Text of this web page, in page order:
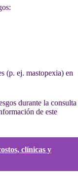
(p. ej. mastopexia) en
durante la consulta
de este
clínicas y